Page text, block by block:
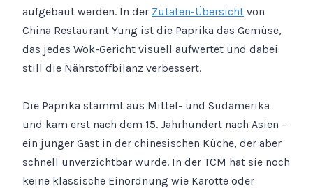
aufgebaut werden. In der Zutaten-Übersicht von
China Restaurant Yung ist die Paprika das Gemüse,
das jedes Wok-Gericht visuell aufwertet und dabei
still die Nährstoffbilanz verbessert.
Die Paprika stammt aus Mittel- und Südamerika
und kam erst nach dem 15. Jahrhundert nach Asien –
ein junger Gast in der chinesischen Küche, der aber
schnell unverzichtbar wurde. In der TCM hat sie noch
keine klassische Einordnung wie Karotte oder